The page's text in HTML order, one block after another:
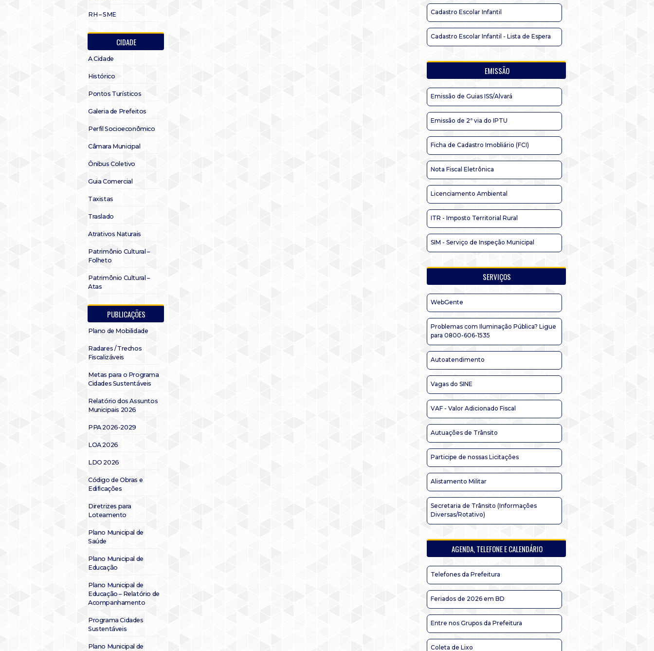
RH – SME
CIDADE
A Cidade
Histórico
Pontos Turísticos
Galeria de Prefeitos
Perfil Socioeconômico
Câmara Municipal
Ônibus Coletivo
Guia Comercial
Taxistas
Traslado
Atrativos Naturais
Patrimônio Cultural –
Folheto
Patrimônio Cultural –
Atas
PUBLICAÇÕES
Plano de Mobilidade
Radares / Trechos
Fiscalizáveis
Metas para o Programa
Cidades Sustentáveis
Relatório dos Assuntos
Municipais 2026
PPA 2026-2029
LOA 2026
LDO 2026
Código de Obras e
Edificações
Diretrizes para
Loteamento
Plano Municipal de
Saúde
Plano Municipal de
Educação
Plano Municipal de
Educação – Relatório de
Acompanhamento
Programa Cidades
Sustentáveis
Plano Municipal de
Cadastro Escolar Infantil
Cadastro Escolar Infantil - Lista de Espera
EMISSÃO
Emissão de Guias ISS/Alvará
Emissão de 2ª via do IPTU
Ficha de Cadastro Imobliário (FCI)
Nota Fiscal Eletrônica
Licenciamento Ambiental
ITR - Imposto Territorial Rural
SIM - Serviço de Inspeção Municipal
SERVIÇOS
WebGente
Problemas com Iluminação Pública? Ligue
para 0800-606-1535
Autoatendimento
Vagas do SINE
VAF - Valor Adicionado Fiscal
Autuações de Trânsito
Participe de nossas Licitações
Alistamento Militar
Secretaria de Trânsito (Informações
Diversas/Rotativo)
AGENDA, TELEFONE E CALENDÁRIO
Telefones da Prefeitura
Feriados de 2026 em BD
Entre nos Grupos da Prefeitura
Coleta de Lixo